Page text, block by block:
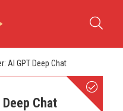
AI GPT Deep Chat
Chat